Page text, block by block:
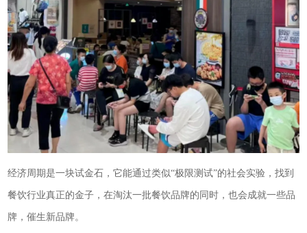
经济周期是一块试金石，它能通过类似“极限测试”的社会实验，找到
餐饮行业真正的金子，在淘汰一批餐饮品牌的同时，也会成就一些品
牌，催生新品牌。